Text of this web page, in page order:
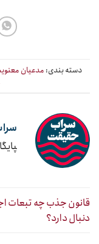
دسته بندی: مدعیان
قانون جذب چه تبعات
دنبال دارد؟